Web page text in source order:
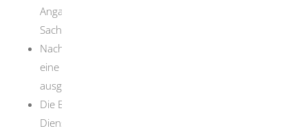
Angaben bzw. Rückfragen nimmt der/die zuständige
Sachbearbeiter/in mit Ihnen Kontakt auf.
Nach positiver Prüfung aller Unterlagen wird Ihnen
eine Bescheinigung zur Umsatzsteuerbefreiung
ausgestellt.
Die Bescheinigung wird in Papierform mit
Dienstsiegel ausgestellt und Ihnen zusammen mit der